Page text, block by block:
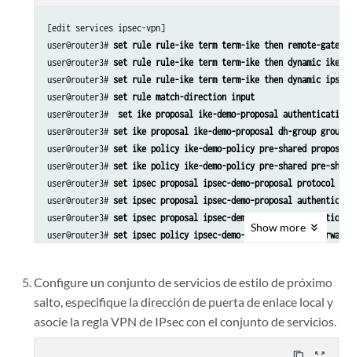
[edit services ipsec-vpn]
user@router3# set rule rule-ike term term-ike then remote-
user@router3# set rule rule-ike term term-ike then dynamic ike-
user@router3# set rule rule-ike term term-ike then dynamic
user@router3# set rule match-direction input
user@router3# set ike proposal ike-demo-proposal authentication-
user@router3# set ike proposal ike-demo-proposal dh-group group2
user@router3# set ike policy ike-demo-policy pre-shared proposals
user@router3# set ike policy ike-demo-policy pre-shared pre-
user@router3# set ipsec proposal ipsec-demo-proposal protocol
user@router3# set ipsec proposal ipsec-demo-proposal
user@router3# set ipsec proposal ipsec-demo-proposal encryption-
user@router3# set ipsec policy ipsec-demo-policy perfect-forward-
Show more
Configure un conjunto de servicios de estilo de próximo
salto, especifique la dirección de puerta de enlace local y
asocie la regla VPN de IPsec con el conjunto de servicios.